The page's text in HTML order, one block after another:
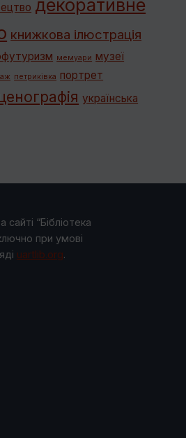
книжкова ілюстрація
мемуари музеї
петриківка портрет
українська
сайті “Бібліотека
при умові
uartlib.org.